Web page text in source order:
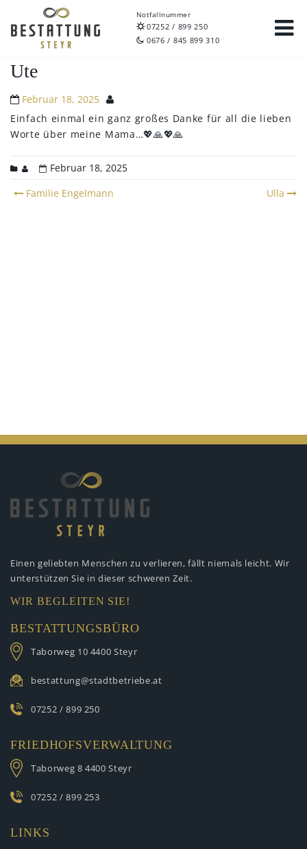
Notfallnummer
07252 / 899 250
0676 / 845 899 310
Ute
Februar 18, 2025
Einfach einmal ein ganz großes Danke für all die lieben
Worte über meine Mama…💖🙏💖🙏
Februar 18, 2025
Post
Familie Engelmann Ulla
Einen geliebten Menschen zu verlieren, fällt niemals leicht. Wir
unterstützen Sie in dieser schweren Zeit.
WIR BEGLEITEN SIE!
BESTATTUNGSBÜRO
Taborweg 10 4400 Steyr
bestattung@stadtbetriebe.at
07252 / 899 250
FRIEDHOFSVERWALTUNG
Taborweg 8 4400 Steyr
07252 / 899 253
LINKS